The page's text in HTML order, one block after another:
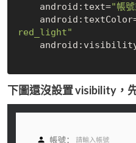
    android:text=
"帳號
red_light"
下圖還沒設置 visibility，